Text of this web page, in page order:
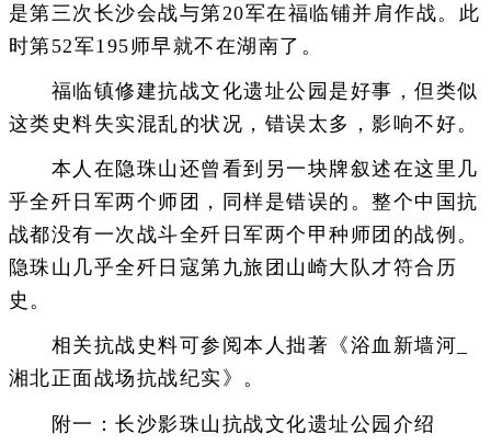
是第三次长沙会战与第20军在福临铺并肩作战。此
时第52军195师早就不在湖南了。
福临镇修建抗战文化遗址公园是好事，但类似
这类史料失实混乱的状况，错误太多，影响不好。
本人在隐珠山还曾看到另一块牌叙述在这里几
乎全歼日军两个师团，同样是错误的。整个中国抗
战都没有一次战斗全歼日军两个甲种师团的战例。
隐珠山几乎全歼日寇第九旅团山崎大队才符合历
史。
相关抗战史料可参阅本人拙著《浴血新墙河_
湘北正面战场抗战纪实》。
附一：长沙影珠山抗战文化遗址公园介绍